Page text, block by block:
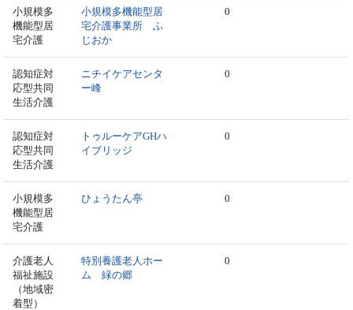
小規模多
機能型居
宅介護
小規模多機能型居
宅介護事業所 ふ
じおか
0
認知症対
応型共同
生活介護
ニチイケアセンタ
ー峰
0
認知症対
応型共同
生活介護
トゥルーケアGHハ
イブリッジ
0
小規模多
機能型居
宅介護
ひょうたん亭 0
介護老人
福祉施設
（地域密
着型）
特別養護老人ホー
ム 緑の郷
0